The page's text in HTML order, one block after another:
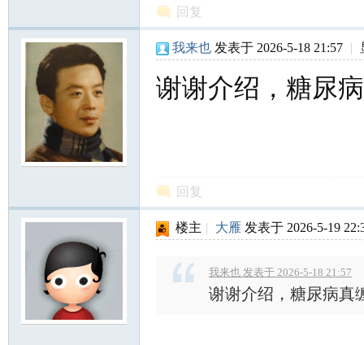
回复
我来也 发表于 2026-5-18 21:57 |
谢谢介绍，糖尿
回复
楼主 | 大雁 发表于 2026-5-19
我来也 发表于 2026-5-18 21:57
谢谢介绍，糖尿病真